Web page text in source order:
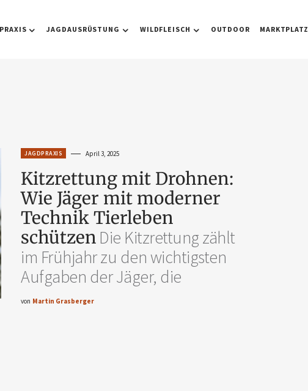
JAGDAUSRÜSTUNG WILDFLEISCH OUTDOOR MARKTPLATZ
JAGDPRAXIS April 3, 2025
Kitzrettung mit Drohnen:
Wie Jäger mit moderner
Technik Tierleben
schützenDie Kitzrettung zählt
im Frühjahr zu den wichtigsten
Aufgaben der Jäger, die
von Martin Grasberger